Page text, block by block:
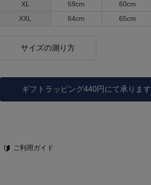
XL
59cm 60cm
XXL
64cm 65cm
サイズの測り方
ギフトラッピング440円にて承ります
ご利用ガイド